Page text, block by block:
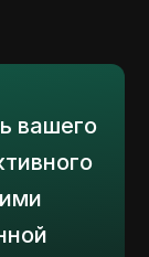
вашего